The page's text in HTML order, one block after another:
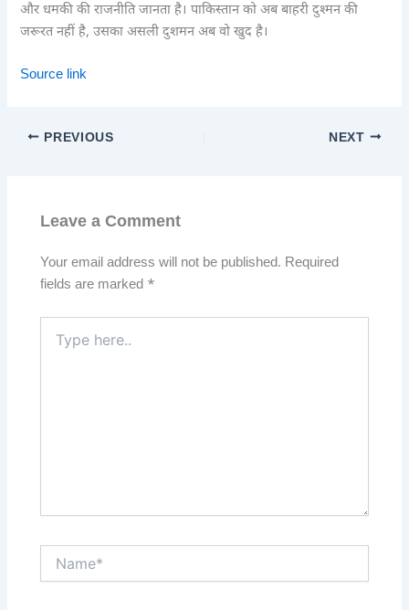
और धमकी की राजनीति जानता है। पाकिस्तान को अब बाहरी दुश्मन की
जरूरत नहीं है, उसका असली दुशमन अब वो खुद है।
Source link
PREVIOUS NEXT
Leave a Comment
Your email address will not be published. Required
fields are marked *
here..